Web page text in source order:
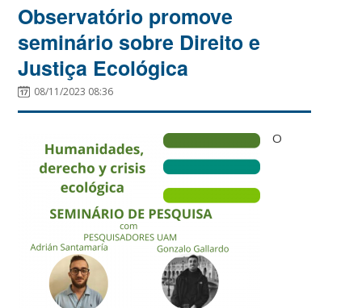
Observatório promove
seminário sobre Direito e
Justiça Ecológica
08/11/2023 08:36
O